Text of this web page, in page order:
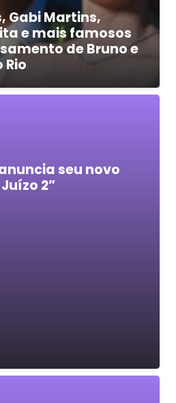
Gabi Martins,
e mais famosos
de Bruno e
Rio
seu novo
2”